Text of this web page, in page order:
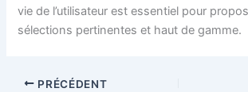
vie de l’utilisateur est essentiel pour
sélections pertinentes et haut de gamme.
PRÉCÉDENT